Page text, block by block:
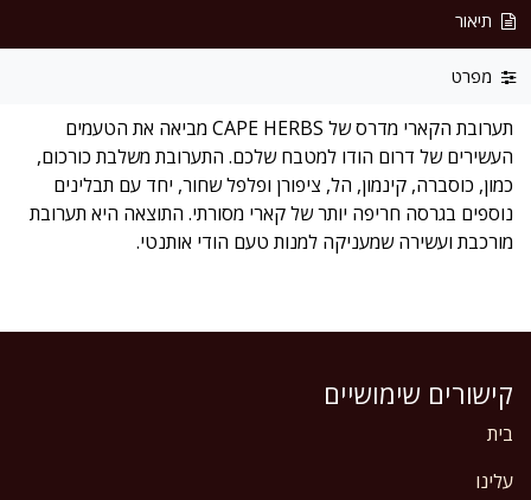
תיאור
מפרט
תערובת הקארי מדרס של CAPE HERBS מביאה את הטעמים
העשירים של דרום הודו למטבח שלכם. התערובת משלבת כורכום,
כמון, כוסברה, קינמון, הל, ציפורן ופלפל שחור, יחד עם תבלינים
נוספים בגרסה חריפה יותר של קארי מסורתי. התוצאה היא תערובת
מורכבת ועשירה שמעניקה למנות טעם הודי אותנטי.
קישורים שימושיים
בית
עלינו